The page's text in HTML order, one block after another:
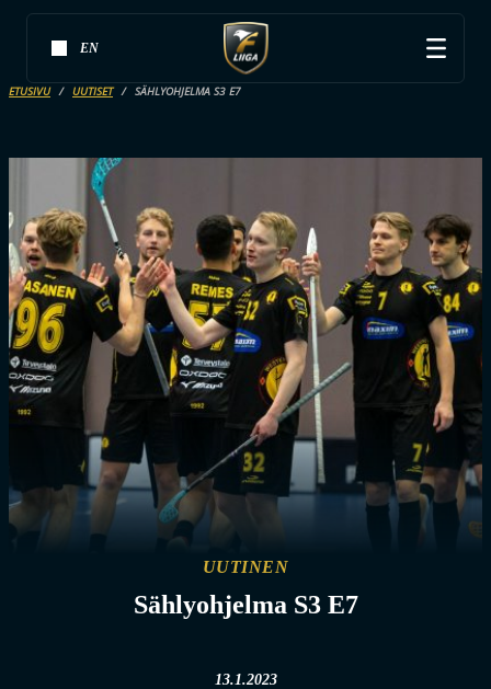
EN
ETUSIVU UUTISET SÄHLYOHJELMA S3 E7
UUTINEN
Sählyohjelma S3 E7
13.1.2023